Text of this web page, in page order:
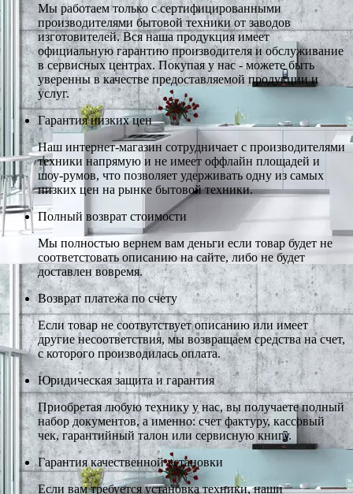
Мы работаем только с сертифицированными
производителями бытовой техники от заводов
изготовителей. Вся наша продукция имеет
официальную гарантию производителя и обслуживание
в сервисных центрах. Покупая у нас - можете быть
уверенны в качестве предоставляемой продукции и
услуг.
Гарантия низких цен
Наш интернет-магазин сотрудничает с производителями
техники напрямую и не имеет оффлайн площадей и
шоу-румов, что позволяет удерживать одну из самых
низких цен на рынке бытовой техники.
Полный возврат стоимости
Мы полностью вернем вам деньги если товар будет не
соответстовать описанию на сайте, либо не будет
доставлен вовремя.
Возврат платежа по счету
Если товар не соотвутствует описанию или имеет
другие несоответствия, мы возвращаем средства на счет,
с которого производилась оплата.
Юридическая защита и гарантия
Приобретая любую технику у нас, вы получаете полный
набор документов, а именно: счет фактуру, кассовый
чек, гарантийный талон или сервисную книгу.
Гарантия качественной установки
Если вам требуется установка техники, наши